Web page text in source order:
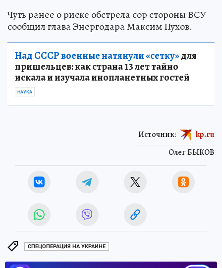
Чуть ранее о риске обстрела сор стороны ВСУ
сообщил глава Энергодара Максим Пухов.
Над СССР военные натянули «сетку»для
пришельцев: как страна 13 лет тайно
искала и изучала инопланетных гостей
НАУКА
Олег БЫКОВ
Источник: kp.ru
СПЕЦОПЕРАЦИЯ НА УКРАИНЕ